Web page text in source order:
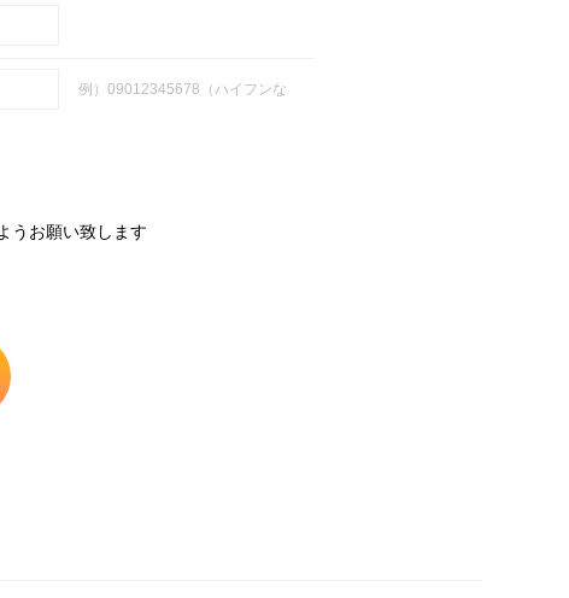
例）09012345678（ハイフンな
うお願い致します